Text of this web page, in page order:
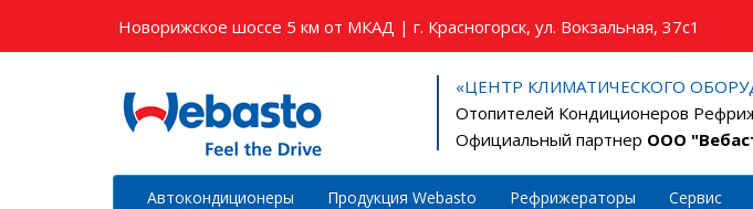
Новорижское шоссе 5 км от МКАД | г. Красногорск, ул. Вокзальная, 37с1
«ЦЕНТР КЛИМАТИЧЕСКОГО
Отопителей Кондиционеров
Официальный партнер ООО
Автокондиционеры Продукция Webasto Рефрижераторы Сервис